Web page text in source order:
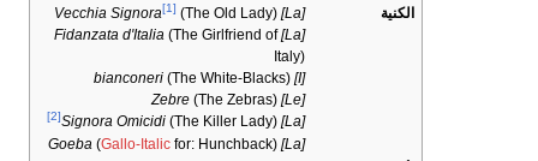
[1](The Old Lady)
(The Girlfriend of
(The White-Blacks)
(The Zebras)
(The Killer Lady)
[2]
(Gallo-Italicfor: Hunchback)